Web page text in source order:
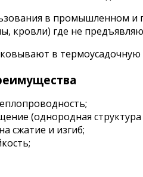
в промышленном и
кровли) где не
в термоусадочную
(однородная
сжатие и изгиб;